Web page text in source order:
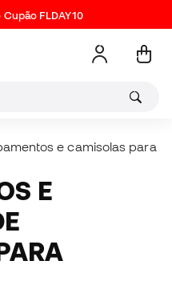
FLDAY10
e camisolas para